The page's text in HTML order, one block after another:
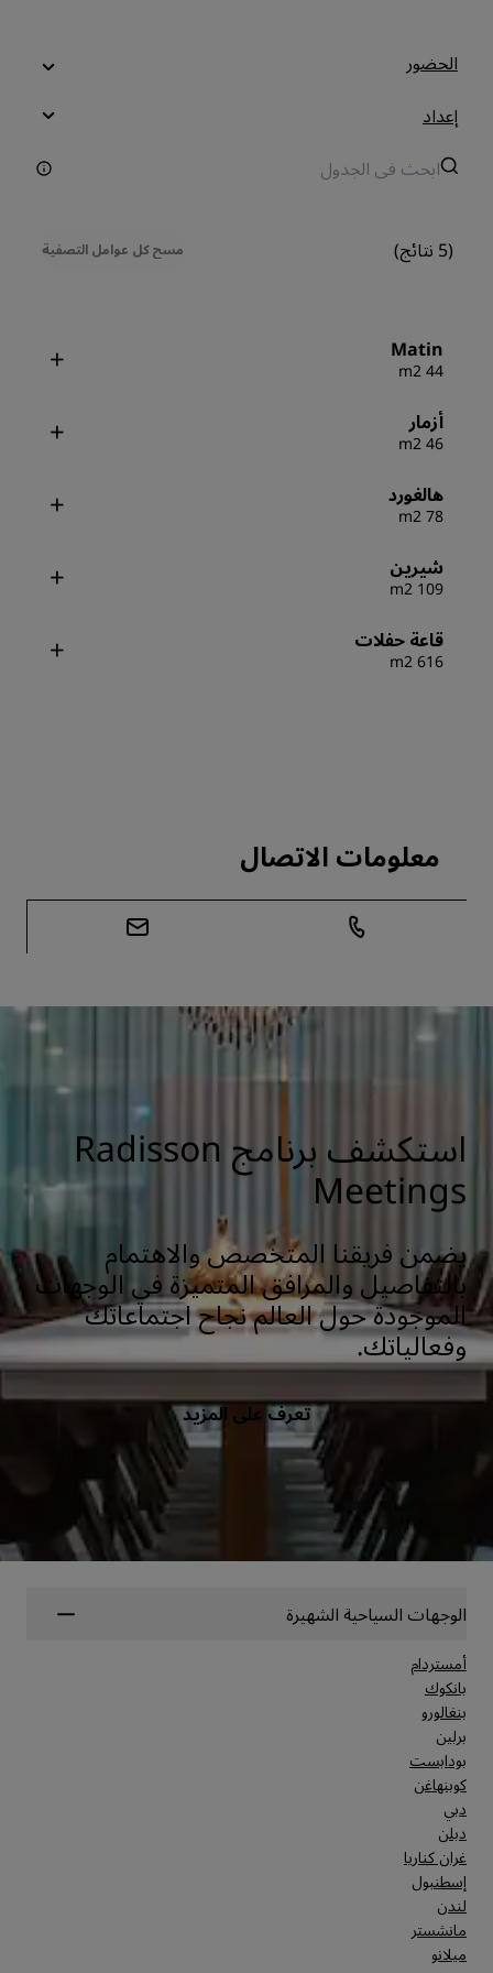
الحضور
إعداد
(5 نتائج) مسح كل عوامل التصفية
Matin
44 m2
أزمار
46 m2
هالغورد
78 m2
شيرين
109 m2
قاعة حفلات
616 m2
معلومات الاتصال
استكشف برنامج Radisson
Meetings
يضمن فريقنا المتخصص والاهتمام
بالتفاصيل والمرافق المتميزة في الوجهات
الموجودة حول العالم نجاح اجتماعاتك
وفعالياتك.
تعرف على المزيد
الوجهات السياحية الشهيرة
أمستردام
بانكوك
بنغالورو
برلين
بودابست
كوبنهاغن
دبي
دبلن
غران كناريا
إسطنبول
لندن
مانشستر
ميلانو